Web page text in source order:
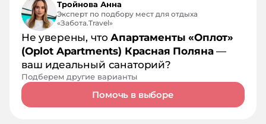
Тройнова Анна
Эксперт по подбору мест для отдыха
«Забота.Travel»
Не уверены, чтоАпартаменты «Оплот»
(Oplot Apartments) Красная Поляна—
ваш идеальный санаторий?
Подберем другие варианты
Помочь в выборе